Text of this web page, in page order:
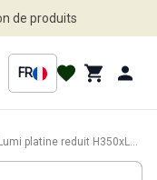
de produits
FR
platine reduit H350xL80 cm 0